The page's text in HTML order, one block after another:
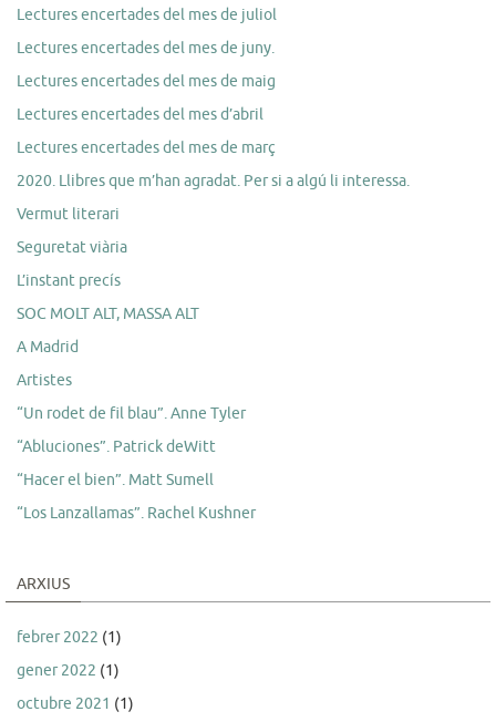
Lectures encertades del mes de juliol
Lectures encertades del mes de juny.
Lectures encertades del mes de maig
Lectures encertades del mes d’abril
Lectures encertades del mes de març
2020. Llibres que m’han agradat. Per si a algú li interessa.
Vermut literari
Seguretat viària
L’instant precís
SOC MOLT ALT, MASSA ALT
A Madrid
Artistes
“Un rodet de fil blau”. Anne Tyler
“Abluciones”. Patrick deWitt
“Hacer el bien”. Matt Sumell
“Los Lanzallamas”. Rachel Kushner
ARXIUS
febrer 2022 (1)
gener 2022 (1)
octubre 2021 (1)